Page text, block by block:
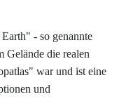
- so genannte
Gelände die realen
war und ist eine
und